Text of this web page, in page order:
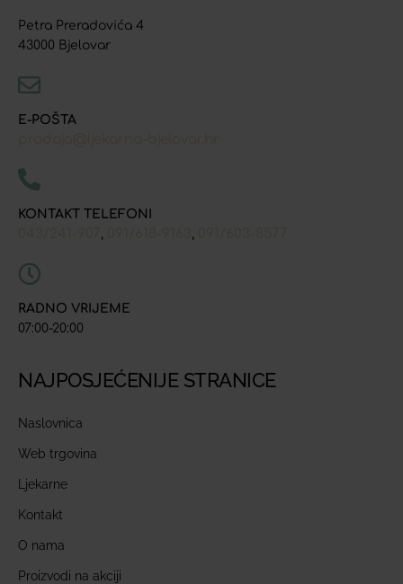
Petra Preradovića 4
43000 Bjelovar
E-POŠTA
KONTAKT TELEFONI
RADNO VRIJEME
07:00-20:00
NAJPOSJEĆENIJE STRANICE
Naslovnica
Web trgovina
Ljekarne
Kontakt
O nama
Proizvodi na akciji